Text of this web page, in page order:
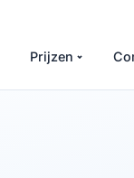
Prijzen